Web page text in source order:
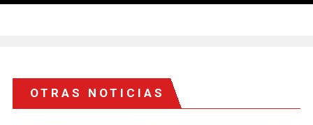
OTRAS NOTICIAS